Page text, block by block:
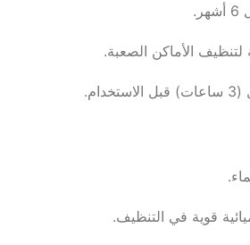
الأماكن الصعبة.
قوية في التنظيف.